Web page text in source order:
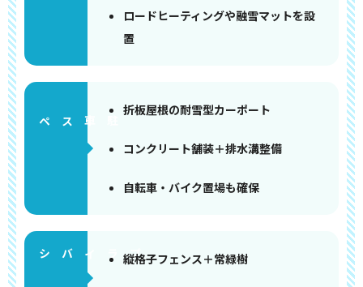
ロードヒーティングや融雪マットを設
置
折板屋根の耐雪型カーポート
コンクリート舗装＋排水溝整備
自転車・バイク置場も確保
縦格子フェンス＋常緑樹